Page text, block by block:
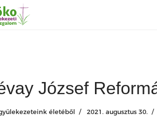
József
életéből 2021. augusztus 30.